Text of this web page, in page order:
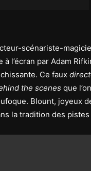
scénariste-
l’écran par Adam
Ce faux
the scenes que
Blount, joyeux
la tradition des